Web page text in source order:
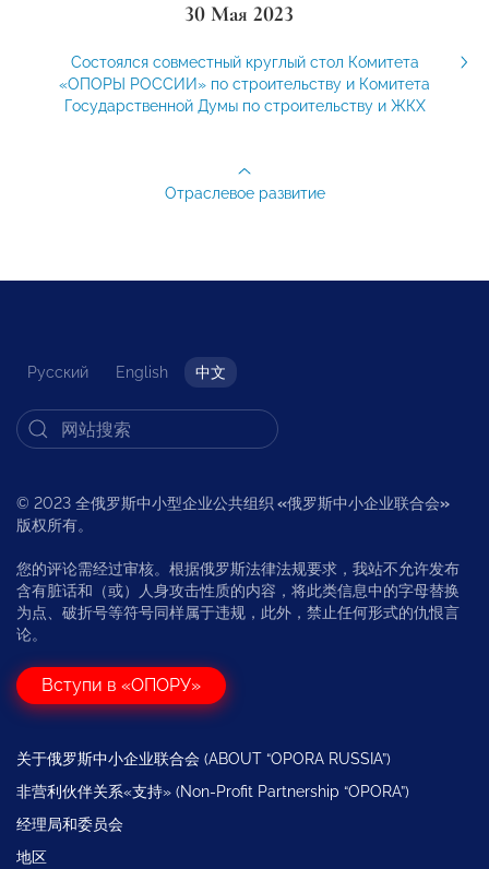
30 Мая 2023
Состоялся совместный круглый стол Комитета
«ОПОРЫ РОССИИ» по строительству и Комитета
Государственной Думы по строительству и ЖКХ
Отраслевое развитие
Русский English 中文
© 2023 全俄罗斯中小型企业公共组织 «俄罗斯中小企业联合会»
版权所有。
您的评论需经过审核。根据俄罗斯法律法规要求，我站不允许发布
含有脏话和（或）人身攻击性质的内容，将此类信息中的字母替换
为点、破折号等符号同样属于违规，此外，禁止任何形式的仇恨言
论。
Вступи в «ОПОРУ»
关于俄罗斯中小企业联合会 (ABOUT “OPORA RUSSIA”)
非营利伙伴关系«支持» (Non-Profit Partnership “OPORA”)
经理局和委员会
地区